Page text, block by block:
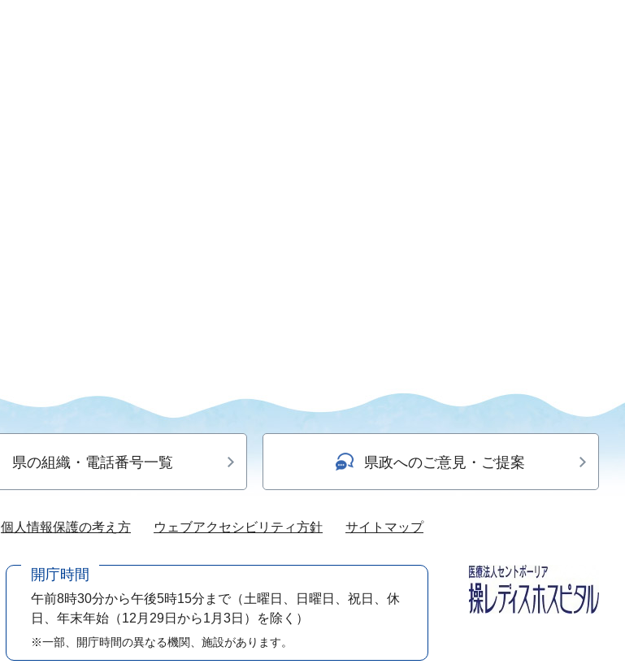
県の組織・電話番号一覧 県政へのご意見・ご提案
個人情報保護の考え方 ウェブアクセシビリティ方針 サイトマップ
開庁時間
午前8時30分から午後5時15分まで （土曜日、日曜日、祝日、休
日、年末年始（12月29日から1月3日）を除く）
※一部、開庁時間の異なる機関、施設があります。